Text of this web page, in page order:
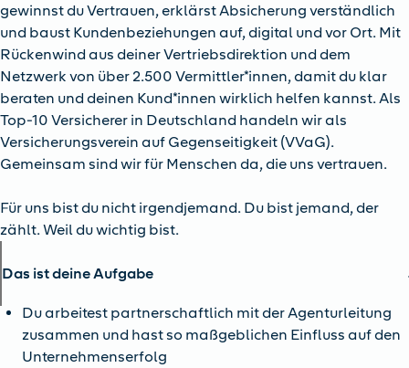
gewinnst du Vertrauen, erklärst Absicherung verständlich
und baust Kundenbeziehungen auf, digital und vor Ort. Mit
Rückenwind aus deiner Vertriebsdirektion und dem
Netzwerk von über 2.500 Vermittler*innen, damit du klar
beraten und deinen Kund*innen wirklich helfen kannst. Als
Top-10 Versicherer in Deutschland handeln wir als
Versicherungsverein auf Gegenseitigkeit (VVaG).
Gemeinsam sind wir für Menschen da, die uns vertrauen.
Für uns bist du nicht irgendjemand. Du bist jemand, der
zählt. Weil du wichtig bist.
Das ist deine Aufgabe
Du arbeitest partnerschaftlich mit der Agenturleitung
zusammen und hast so maßgeblichen Einfluss auf den
Unternehmenserfolg